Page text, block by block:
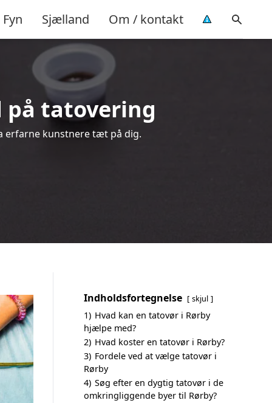
Fyn Sjælland Om / kontakt
på tatovering
erfarne kunstnere tæt på dig.
Indholdsfortegnelse skjul
1) Hvad kan en tatovør i Rørby
hjælpe med?
2) Hvad koster en tatovør i Rørby?
3) Fordele ved at vælge tatovør i
Rørby
4) Søg efter en dygtig tatovør i de
omkringliggende byer til Rørby?